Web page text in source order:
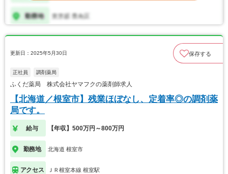
更新日：2025年5月30日 保存する
正社員 調剤薬局
ふくだ薬局 株式会社ヤマフクの薬剤師求人
【北海道／根室市】残業ほぼなし、定着率◎の調剤薬
局です。
給与 【年収】500万円～800万円
勤務地 北海道 根室市
アクセス ＪＲ根室本線 根室駅